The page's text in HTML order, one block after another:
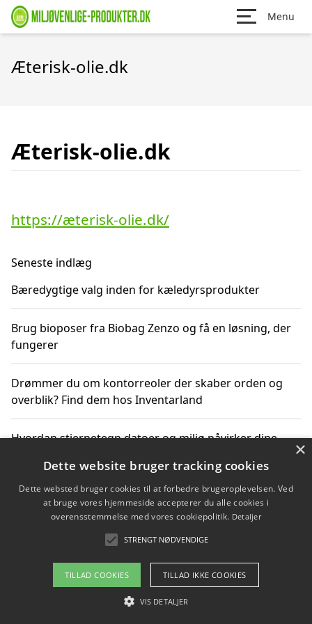
Menu
Æterisk-olie.dk
Æterisk-olie.dk
https://æterisk-olie.dk/
Seneste indlæg
Bæredygtige valg inden for kæledyrsprodukter
Brug bioposer fra Biobag Zenzo og få en løsning, der
fungerer
Drømmer du om kontorreoler der skaber orden og
overblik? Find dem hos Inventarland
Hvordan stjernetegn datoer og miljø påvirker dine
Bæredygtige gadgets til en grønnere hverdag
Om / kontakt
Blog Betingelser
×
Dette website bruger tracking cookies
Dette websted bruger cookies til at forbedre brugeroplevelsen. Ved
at bruge vores hjemmeside accepterer du alle cookies i
overensstemmelse med vores cookiepolitik. Detaljer
STRENGT NØDVENDIGE
TILLAD COOKIES TILLAD IKKE COOKIES
VIS DETALJER